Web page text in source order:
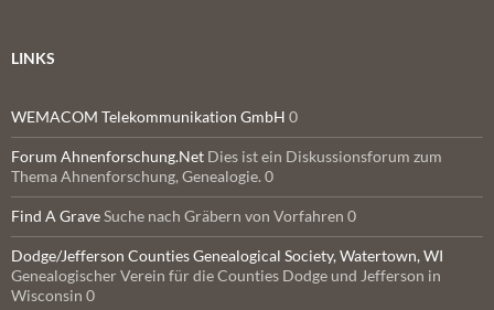
LINKS
WEMACOM Telekommunikation GmbH 0
Forum Ahnenforschung.Net Dies ist ein Diskussionsforum zum
Thema Ahnenforschung, Genealogie. 0
Find A GraveSuche nach Gräbern von Vorfahren 0
Dodge/Jefferson Counties Genealogical Society, Watertown, WI
Genealogischer Verein für die Counties Dodge und Jefferson in
Wisconsin 0